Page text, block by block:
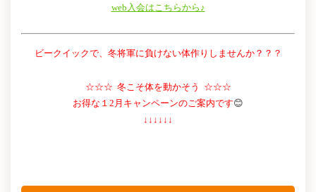
web入会はこちらから♪
ビークイックで、冬将軍に負けない体作りしませんか？？？
☆☆☆ 冬こそ体を動かそう ☆☆☆
お得な１2月キャンペーンのご案内です😊
↓↓↓↓↓↓